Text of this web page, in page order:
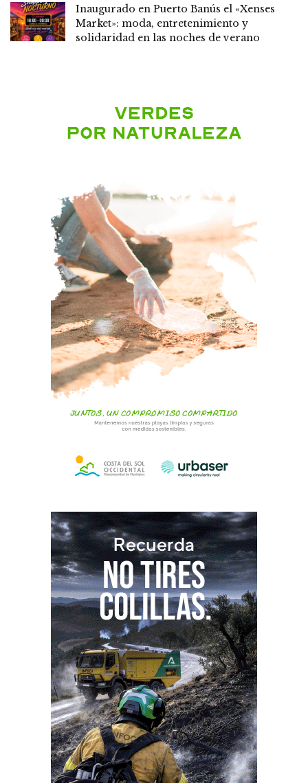
Inaugurado en Puerto Banús el «Xenses
Market»: moda, entretenimiento y
solidaridad en las noches de verano